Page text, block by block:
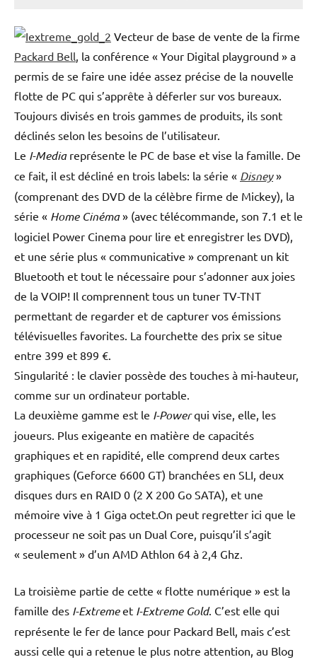
Vecteur de base de vente de la firme
Packard Bell , la conférence « Your Digital playground » a
permis de se faire une idée assez précise de la nouvelle
flotte de PC qui s’apprête à déferler sur vos bureaux.
Toujours divisés en trois gammes de produits, ils sont
déclinés selon les besoins de l’utilisateur.
Le I-Mediareprésente le PC de base et vise la famille. De
ce fait, il est décliné en trois labels: la série « Disney»
(comprenant des DVD de la célèbre firme de Mickey), la
série « Home Cinéma» (avec télécommande, son 7.1 et le
logiciel Power Cinema pour lire et enregistrer les DVD),
et une série plus « communicative » comprenant un kit
Bluetooth et tout le nécessaire pour s’adonner aux joies
de la VOIP! Il comprennent tous un tuner TV-TNT
permettant de regarder et de capturer vos émissions
télévisuelles favorites. La fourchette des prix se situe
entre 399 et 899 €.
Singularité : le clavier possède des touches à mi-hauteur,
comme sur un ordinateur portable.
La deuxième gamme est le I-Powerqui vise, elle, les
joueurs. Plus exigeante en matière de capacités
graphiques et en rapidité, elle comprend deux cartes
graphiques (Geforce 6600 GT) branchées en SLI, deux
disques durs en RAID 0 (2 X 200 Go SATA), et une
mémoire vive à 1 Giga octet.On peut regretter ici que le
processeur ne soit pas un Dual Core, puisqu’il s’agit
« seulement » d’un AMD Athlon 64 à 2,4 Ghz.
La troisième partie de cette « flotte numérique » est la
famille des I-Extremeet I-Extreme Gold. C’est elle qui
représente le fer de lance pour Packard Bell, mais c’est
aussi celle qui a retenue le plus notre attention, au Blog